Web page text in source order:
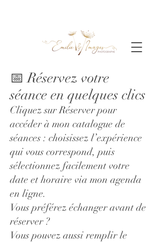
📅 Réservez votre
séance en quelques clics
Cliquez surRéserverpour
accéder à mon catalogue de
séances : choisissez l’expérience
qui vous correspond, puis
sélectionnez facilement votre
date et horaire via mon agenda
en ligne.
Vous préférez échanger avant de
réserver ?
Vous pouvez aussi remplir le